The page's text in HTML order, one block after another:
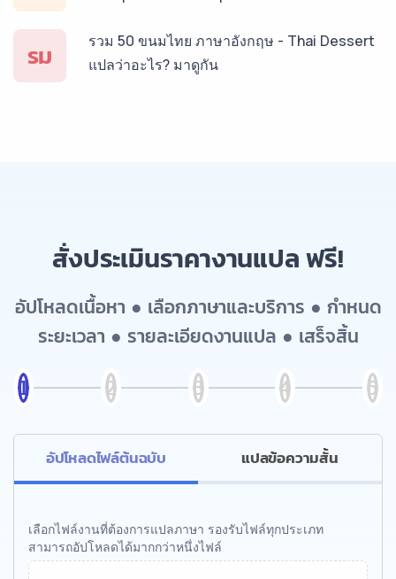
รม
รวม 50 ขนมไทย ภาษาอังกฤษ - Thai Dessert
แปลว่าอะไร? มาดูกัน
สั่งประเมินราคางานแปล ฟรี!
อัปโหลดเนื้อหา ● เลือกภาษาและบริการ ● กำหนด
ระยะเวลา ● รายละเอียดงานแปล ● เสร็จสิ้น
อัปโหลดไฟล์ต้นฉบับ แปลข้อความสั้น
เลือกไฟล์งานที่ต้องการแปลภาษา รองรับไฟล์ทุกประเภท
สามารถอัปโหลดได้มากกว่าหนึ่งไฟล์